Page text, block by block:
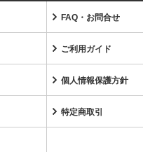
FAQ・お問合せ
ご利用ガイド
個人情報保護方針
特定商取引